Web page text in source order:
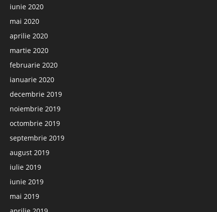
iunie 2020
mai 2020
aprilie 2020
martie 2020
februarie 2020
ianuarie 2020
decembrie 2019
noiembrie 2019
octombrie 2019
septembrie 2019
august 2019
iulie 2019
iunie 2019
mai 2019